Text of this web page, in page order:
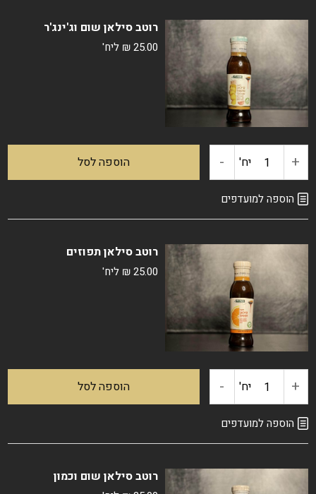
עם
צ'ילי
רוטב סילאן שום וג'ינג'ר
₪25.00 ליח'
+ כמות
של
שום
וג'ינג'ר
יח' - הוספה לסל
הוספה למועדפים
רוטב סילאן תפוזים
₪25.00 ליח'
+ כמות
של
יח' - הוספה לסל
הוספה למועדפים
רוטב סילאן שום וכמון